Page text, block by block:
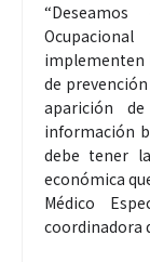
implementen
de
aparición
información
debe tener
económica
Médico
coordinadora